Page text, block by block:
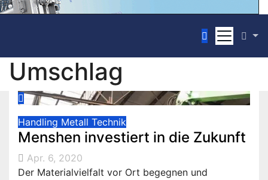
Umschlag
Handling Metall Technik
Menshen investiert in die Zukunft
Apr. 6, 2020
Der Materialvielfalt vor Ort begegnen und